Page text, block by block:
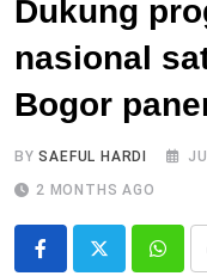
Dukung
nasional
Bogor
BYSAEFUL HARDI
2 MONTHS AGO